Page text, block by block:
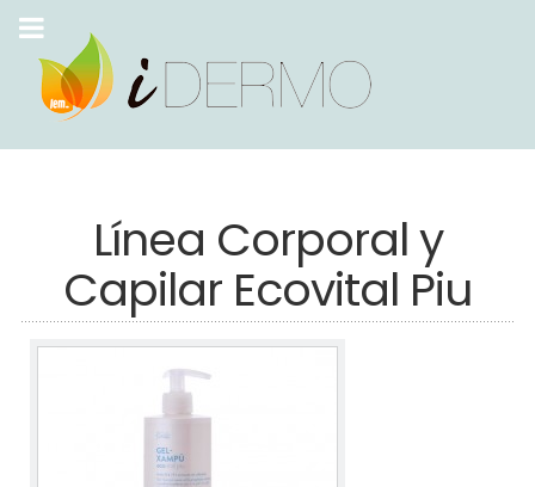
Línea Corporal y
Capilar Ecovital Piu